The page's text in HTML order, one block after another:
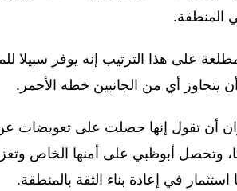
المنطقة.
على هذا الترتيب إنه يوفر سبيلا
يتجاوز أي من الجانبين خطه الأحمر.
أن تقول إنها حصلت على تعويضات
وتحصل أبوظبي على أمنها الخاص
في إعادة بناء الثقة بالمنطقة.